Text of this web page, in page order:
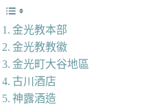
金光教本部
金光教教徽
金光町大谷地區
古川酒店
神露酒造